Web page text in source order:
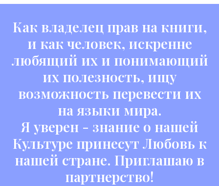
Как владелец прав на книги,
и как человек, искренне
любящий их и понимающий
их полезность, ищу
возможность перевести их
на языки мира.
Я уверен - знание о нашей
Культуре принесут Любовь к
нашей стране. Приглашаю в
партнерство!